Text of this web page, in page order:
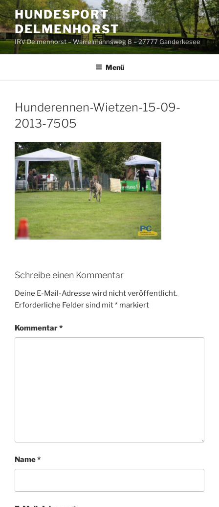
Zum
Inhalt
springen
HUNDESPORT
DELMENHORST
IRV Delmenhorst – Warrelmannsweg 8 – 27777 Ganderkesee
Menü
Hunderennen-Wietzen-15-09-
2013-7505
Schreibe einen Kommentar
Deine E-Mail-Adresse wird nicht veröffentlicht.
Erforderliche Felder sind mit* markiert
Kommentar*
Name*